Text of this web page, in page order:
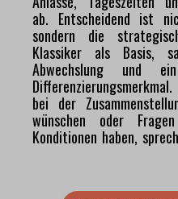
ab. Entscheidend ist
sondern die
Klassiker als Basis,
Abwechslung und
bei der
wünschen oder
Konditionen haben,